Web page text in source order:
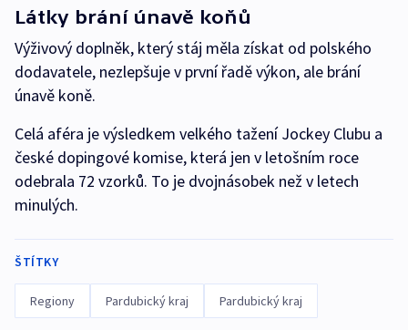
Látky brání únavě koňů
Výživový doplněk, který stáj měla získat od polského
dodavatele, nezlepšuje v první řadě výkon, ale brání
únavě koně.
Celá aféra je výsledkem velkého tažení Jockey Clubu a
české dopingové komise, která jen v letošním roce
odebrala 72 vzorků. To je dvojnásobek než v letech
minulých.
ŠTÍTKY
Regiony Pardubický kraj Pardubický kraj